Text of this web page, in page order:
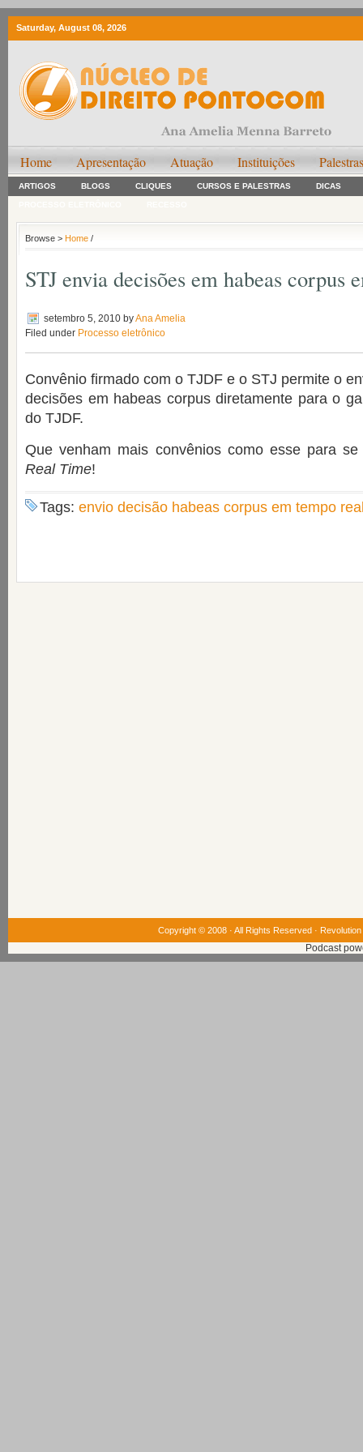
Saturday, August 08, 2026
Home Apresentação Atuação Instituições Palestras
ARTIGOS BLOGS CLIQUES CURSOS E PALESTRAS DICAS
Browse > Home /
STJ envia decisões em habeas corpus
setembro 5, 2010 byAna Amelia
Filed under Processo eletrônico
Convênio firmado com o TJDF e o STJ permite o
decisões em habeas corpus diretamente para o
do TJDF.
Que venham mais convênios como esse para
Real Time!
Tags: envio decisão habeas corpus em tempo
Copyright © 2008 · All Rights Reserved ·
Podcast